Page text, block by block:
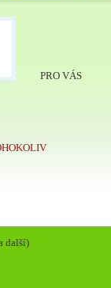
PRO VÁS
další)